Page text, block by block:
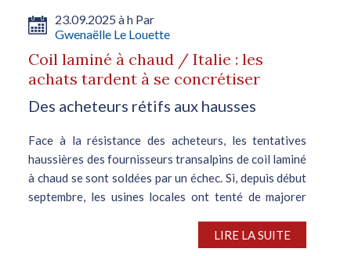
23.09.2025 à h Par
Gwenaëlle Le Louette
Coil laminé à chaud / Italie : les
achats tardent à se concrétiser
Des acheteurs rétifs aux hausses
Face à la résistance des acheteurs, les tentatives
haussières des fournisseurs transalpins de coil laminé
à chaud se sont soldées par un échec. Si, depuis début
septembre, les usines locales ont tenté de majorer
LIRE LA SUITE